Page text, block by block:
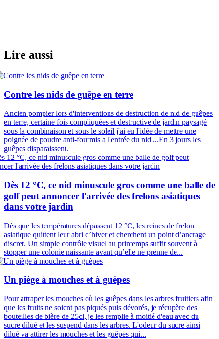
Lire aussi
Contre les nids de guêpe en terre
Ancien pompier lors d'interventions de destruction de nid de guêpes
en terre, certaine fois compliquées et destructive de jardin paysagé
sous la combinaison et sous le soleil j'ai eu l'idée de mettre une
poignée de poudre anti-fourmis a l'entrée du nid ...En 3 jours les
guêpes disparaissent.
Dès 12 °C, ce nid minuscule gros comme une balle de
golf peut annoncer l'arrivée des frelons asiatiques
dans votre jardin
Dès que les températures dépassent 12 °C, les reines de frelon
asiatique quittent leur abri d’hiver et cherchent un point d’ancrage
discret. Un simple contrôle visuel au printemps suffit souvent à
stopper une colonie naissante avant qu’elle ne prenne de...
Un piège à mouches et à guèpes
Pour attraper les mouches où les guêpes dans les arbres fruitiers afin
que les fruits ne soient pas piqués puis dévorés, je récupère des
bouteilles de bière de 25cl, je les remplie à moitié d'eau avec du
sucre dilué et les suspend dans les arbres. L'odeur du sucre ainsi
dilué va attirer les mouches et les guêpes qui...